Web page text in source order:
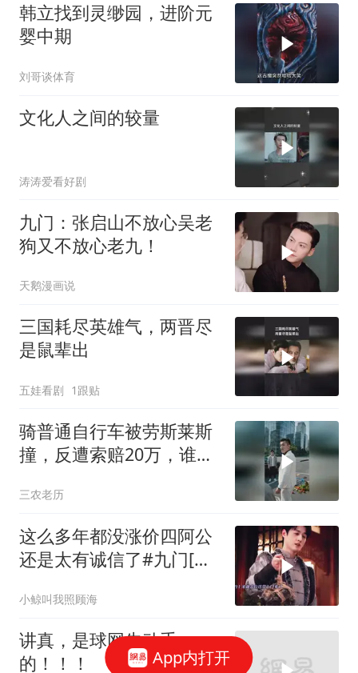
韩立找到灵缈园，进阶元
婴中期
刘哥谈体育
文化人之间的较量
涛涛爱看好剧
九门：张启山不放心吴老
狗又不放心老九！
天鹅漫画说
三国耗尽英雄气，两晋尽
是鼠辈出
五娃看剧 1跟贴
骑普通自行车被劳斯莱斯
撞，反遭索赔20万，谁知
三农老历
这么多年都没涨价四阿公
还是太有诚信了#九门[话
小鲸叫我照顾海
讲真，是球网先动手
的！！！
App内打开